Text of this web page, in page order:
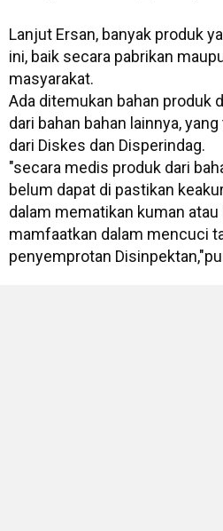
Lanjut Ersan, banyak produk
ini, baik secara pabrikan
masyarakat.
Ada ditemukan bahan produk
dari bahan bahan lainnya,
dari Diskes dan Disperindag.
"secara medis produk dari
belum dapat di pastikan
dalam mematikan kuman atau
mamfaatkan dalam mencuci
penyemprotan